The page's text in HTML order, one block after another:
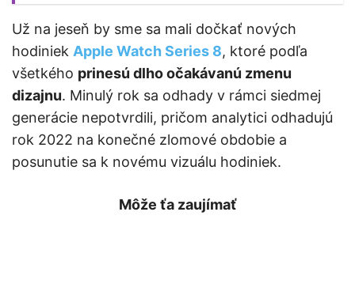
Už na jeseň by sme sa mali dočkať nových
hodiniek Apple Watch Series 8, ktoré podľa
všetkého prinesú dlho očakávanú zmenu
dizajnu. Minulý rok sa odhady v rámci siedmej
generácie nepotvrdili, pričom analytici odhadujú
rok 2022 na konečné zlomové obdobie a
posunutie sa k novému vizuálu hodiniek.
Môže ťa zaujímať